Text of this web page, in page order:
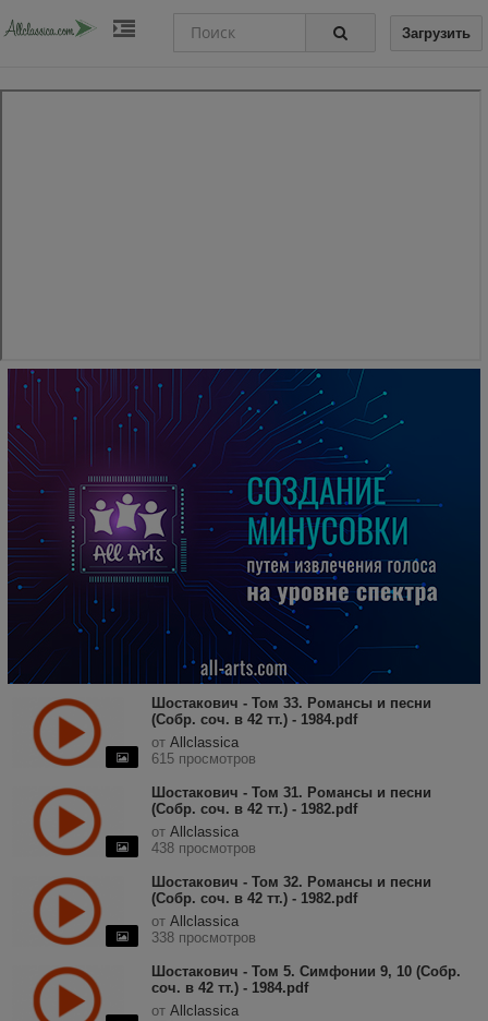
Загрузить
Шостакович - Том 33. Романсы и песни
(Собр. соч. в 42 тт.) - 1984.pdf
от Allclassica
615 просмотров
Шостакович - Том 31. Романсы и песни
(Собр. соч. в 42 тт.) - 1982.pdf
от Allclassica
438 просмотров
Шостакович - Том 32. Романсы и песни
(Собр. соч. в 42 тт.) - 1982.pdf
от Allclassica
338 просмотров
Шостакович - Том 5. Симфонии 9, 10 (Собр.
соч. в 42 тт.) - 1984.pdf
от Allclassica